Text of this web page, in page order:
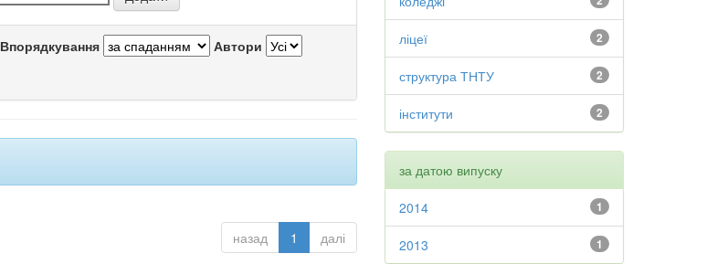
Впорядкування Автори
назад 1 далі
2
ліцеї
2
структура ТНТУ
2
інститути
за датою випуску
1
2014
1
2013